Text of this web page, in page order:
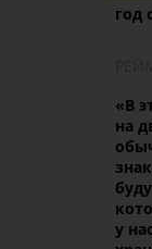
«В
на
у
год